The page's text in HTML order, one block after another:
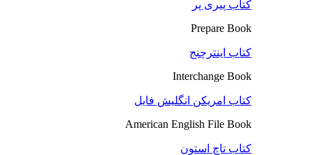
کتاب پیری پر
Prepare Book
کتاب اینترچنج
Interchange Book
کتاب امریکن انگلیش فایل
American English File Book
کتاب تاچ استون